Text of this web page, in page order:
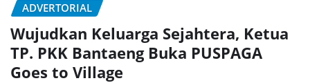
ADVERTORIAL
Wujudkan Keluarga Sejahtera, Ketua
TP. PKK Bantaeng Buka PUSPAGA
Goes to Village